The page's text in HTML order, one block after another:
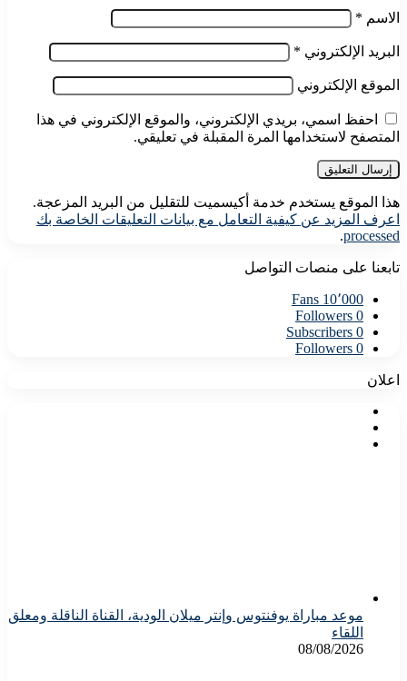
الاسم *
البريد الإلكتروني *
الموقع الإلكتروني
احفظ اسمي، بريدي الإلكتروني، والموقع الإلكتروني في هذا
المتصفح لاستخدامها المرة المقبلة في تعليقي.
هذا الموقع يستخدم خدمة أكيسميت للتقليل من البريد المزعجة.
اعرف المزيد عن كيفية التعامل مع بيانات التعليقات الخاصة بك
processed
.
تابعنا على منصات التواصل
10٬000 Fans
0
Followers
0
Subscribers
0
Followers
اعلان
موعد مباراة يوفنتوس وإنتر ميلان الودية، القناة الناقلة ومعلق
اللقاء
08/08/2026